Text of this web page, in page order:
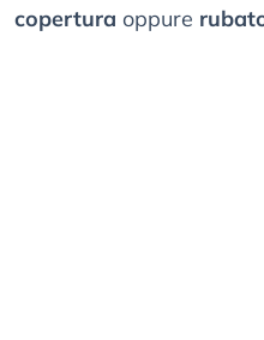
copertura oppure